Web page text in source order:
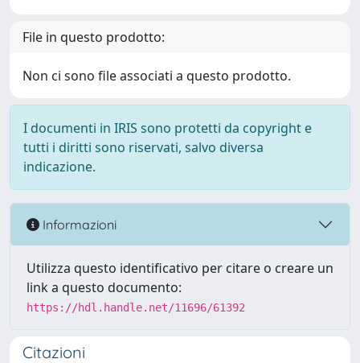
File in questo prodotto:
Non ci sono file associati a questo prodotto.
I documenti in IRIS sono protetti da copyright e
tutti i diritti sono riservati, salvo diversa
indicazione.
Informazioni
Utilizza questo identificativo per citare o creare un
link a questo documento:
https://hdl.handle.net/11696/61392
Citazioni